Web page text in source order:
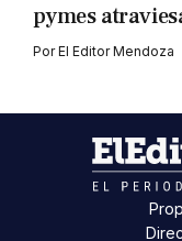
pymes
PorEl Editor Mendoza